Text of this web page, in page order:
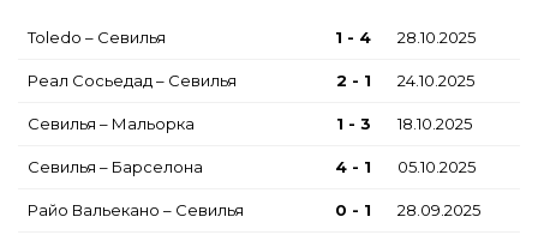
Toledo – Севилья 1 - 4 28.10.2025
Реал Сосьедад – Севилья 2 - 1 24.10.2025
Севилья – Мальорка 1 - 3 18.10.2025
Севилья – Барселона 4 - 1 05.10.2025
Райо Вальекано – Севилья 0 - 1 28.09.2025